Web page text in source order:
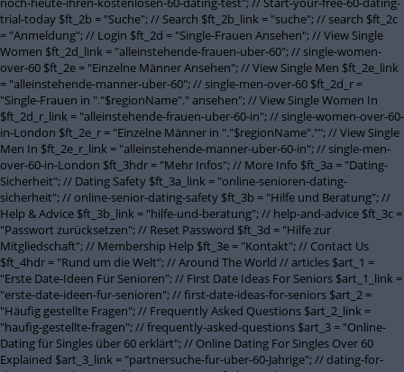
trial-today $ft_2b = "Suche"; // Search $ft_2b_link = "suche"; // search $ft_2c
= "Anmeldung"; // Login $ft_2d = "Single-Frauen Ansehen"; // View Single
Women $ft_2d_link = "alleinstehende-frauen-uber-60"; // single-women-
over-60 $ft_2e = "Einzelne Männer Ansehen"; // View Single Men $ft_2e_link
= "alleinstehende-manner-uber-60"; // single-men-over-60 $ft_2d_r =
"Single-Frauen in "."$regionName"." ansehen"; // View Single Women In
$ft_2d_r_link = "alleinstehende-frauen-uber-60-in"; // single-women-over-60-
in-London $ft_2e_r = "Einzelne Männer in "."$regionName".""; // View Single
Men In $ft_2e_r_link = "alleinstehende-manner-uber-60-in"; // single-men-
over-60-in-London $ft_3hdr = "Mehr Infos"; // More Info $ft_3a = "Dating-
Sicherheit"; // Dating Safety $ft_3a_link = "online-senioren-dating-
sicherheit"; // online-senior-dating-safety $ft_3b = "Hilfe und Beratung"; //
Help & Advice $ft_3b_link = "hilfe-und-beratung"; // help-and-advice $ft_3c =
"Passwort zurücksetzen"; // Reset Password $ft_3d = "Hilfe zur
Mitgliedschaft"; // Membership Help $ft_3e = "Kontakt"; // Contact Us
$ft_4hdr = "Rund um die Welt"; // Around The World // articles $art_1 =
"Erste Date-Ideen Für Senioren"; // First Date Ideas For Seniors $art_1_link =
"erste-date-ideen-fur-senioren"; // first-date-ideas-for-seniors $art_2 =
"Häufig gestellte Fragen"; // Frequently Asked Questions $art_2_link =
"haufig-gestellte-fragen"; // frequently-asked-questions $art_3 = "Online-
Dating für Singles über 60 erklärt"; // Online Dating For Singles Over 60
Explained $art_3_link = "partnersuche-fur-uber-60-Jahrige"; // dating-for-